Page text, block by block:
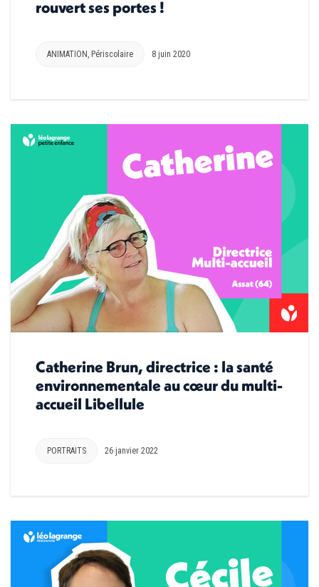
rouvert ses portes !
ANIMATION Périscolaire 8 juin 2020
Catherine Brun, directrice : la santé
environnementale au cœur du multi-
accueil Libellule
PORTRAITS 26 janvier 2022